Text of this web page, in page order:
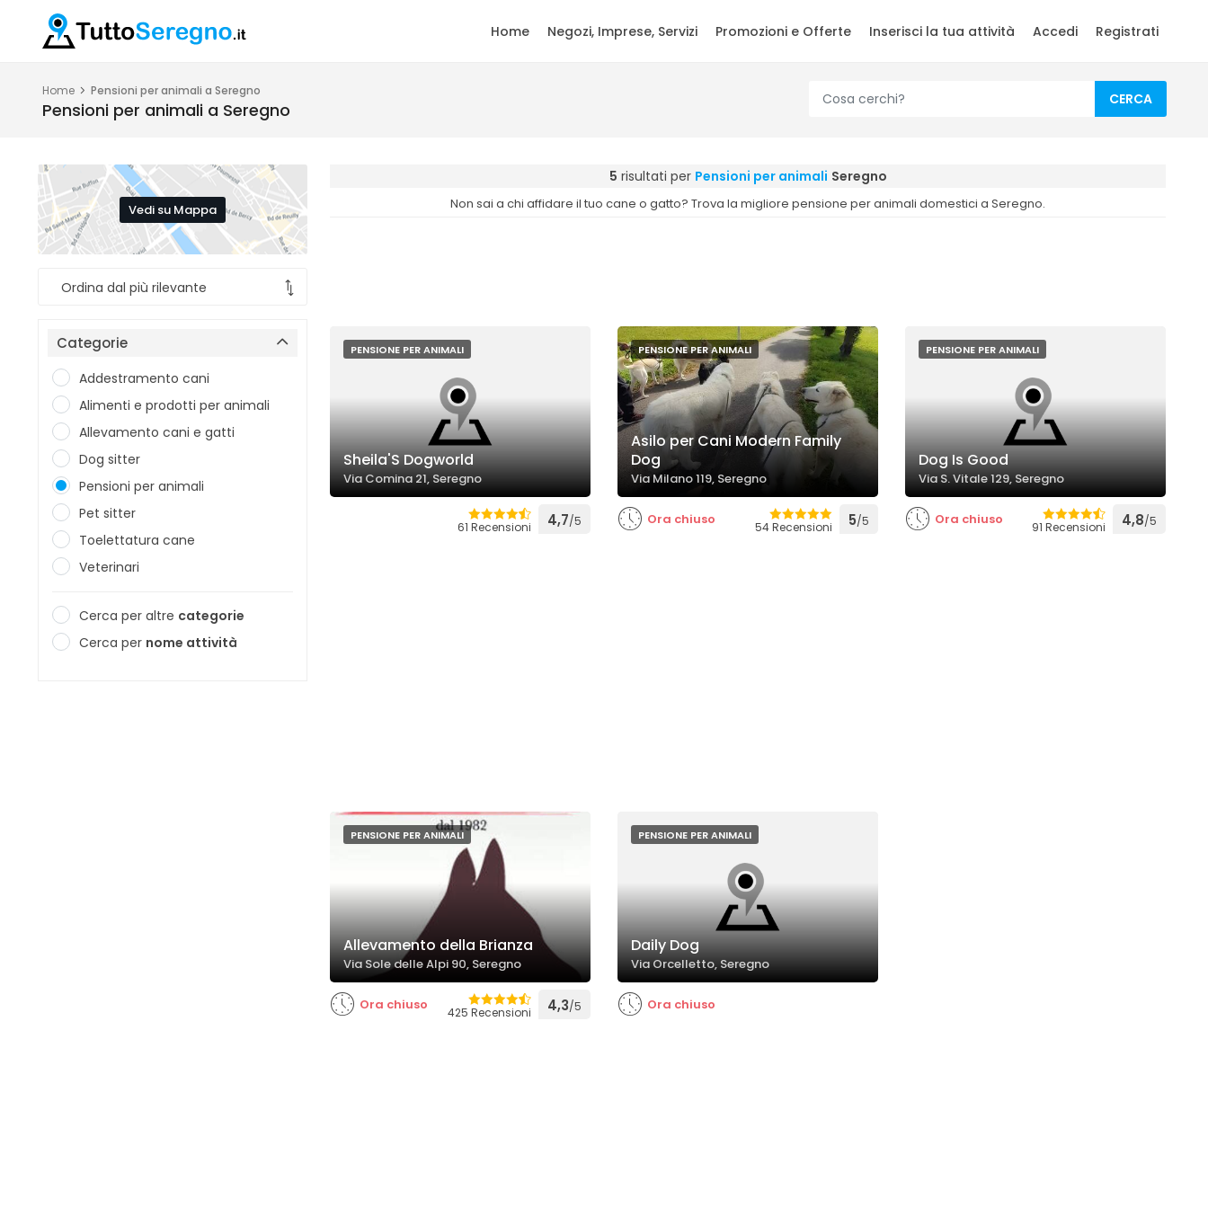
Home Negozi, Imprese, Servizi Promozioni e Offerte Inserisci la tua attività Accedi Registrati
Home Pensioni per animali a Seregno
Pensioni per animali a Seregno
CERCA
Vedi su Mappa
Categorie
Addestramento cani
Alimenti e prodotti per animali
Allevamento cani e gatti
Dog sitter
Pensioni per animali
Pet sitter
Toelettatura cane
Veterinari
Cerca per altre categorie
Cerca per nome attività
5 risultati per Pensioni per animali Seregno
Non sai a chi affidare il tuo cane o gatto? Trova la migliore pensione per animali domestici a Seregno.
PENSIONE PER ANIMALI
Sheila'S Dogworld
Via Comina 21, Seregno
61 Recensioni 4,7/5
PENSIONE PER ANIMALI
Asilo per Cani Modern Family
Dog
Via Milano 119, Seregno
Ora chiuso 54 Recensioni 5/5
PENSIONE PER ANIMALI
Dog Is Good
Via S. Vitale 129, Seregno
Ora chiuso 91 Recensioni 4,8/5
PENSIONE PER ANIMALI
Allevamento della Brianza
Via Sole delle Alpi 90, Seregno
Ora chiuso 425 Recensioni 4,3/5
PENSIONE PER ANIMALI
Daily Dog
Via Orcelletto, Seregno
Ora chiuso